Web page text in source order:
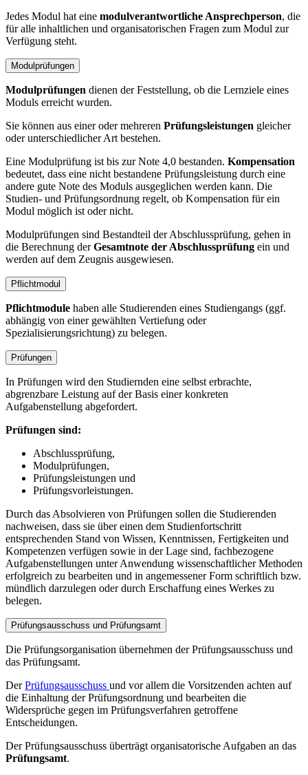
Jedes Modul hat eine modulverantwortliche Ansprechperson, die
für alle inhaltlichen und organisatorischen Fragen zum Modul zur
Verfügung steht.
Modulprüfungen
Modulprüfungen dienen der Feststellung, ob die Lernziele eines
Moduls erreicht wurden.
Sie können aus einer oder mehreren Prüfungsleistungen gleicher
oder unterschiedlicher Art bestehen.
Eine Modulprüfung ist bis zur Note 4,0 bestanden. Kompensation
bedeutet, dass eine nicht bestandene Prüfungsleistung durch eine
andere gute Note des Moduls ausgeglichen werden kann. Die
Studien- und Prüfungsordnung regelt, ob Kompensation für ein
Modul möglich ist oder nicht.
Modulprüfungen sind Bestandteil der Abschlussprüfung, gehen in
die Berechnung derGesamtnote der Abschlussprüfung ein und
werden auf dem Zeugnis ausgewiesen.
Pflichtmodul
Pflichtmodule haben alle Studierenden eines Studiengangs (ggf.
abhängig von einer gewählten Vertiefung oder
Spezialisierungsrichtung) zu belegen.
Prüfungen
In Prüfungen wird den Studiernden eine selbst erbrachte,
abgrenzbare Leistung auf der Basis einer konkreten
Aufgabenstellung abgefordert.
Prüfungen sind:
Abschlussprüfung,
Modulprüfungen,
Prüfungsleistungen und
Prüfungsvorleistungen.
Durch das Absolvieren von Prüfungen sollen die Studierenden
nachweisen, dass sie über einen dem Studienfortschritt
entsprechenden Stand von Wissen, Kenntnissen, Fertigkeiten und
Kompetenzen verfügen sowie in der Lage sind, fachbezogene
Aufgabenstellungen unter Anwendung wissenschaftlicher Methoden
erfolgreich zu bearbeiten und in angemessener Form schriftlich bzw.
mündlich darzulegen oder durch Erschaffung eines Werkes zu
belegen.
Prüfungsausschuss und Prüfungsamt
Die Prüfungsorganisation übernehmen der Prüfungsausschuss und
das Prüfungsamt.
DerPrüfungsausschuss und vor allem die Vorsitzenden achten auf
die Einhaltung der Prüfungsordnung und bearbeiten die
Widersprüche gegen im Prüfungsverfahren getroffene
Entscheidungen.
Der Prüfungsausschuss überträgt organisatorische Aufgaben an das
Prüfungsamt.